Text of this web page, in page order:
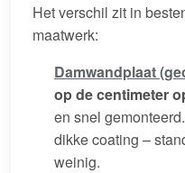
Het verschil zit in
maatwerk:
Damwandplaat
op de centimeter
en snel
dikke coating –
weinig.